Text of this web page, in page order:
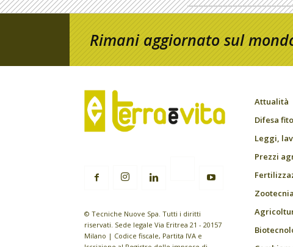
Rimani aggiornato sul
© Tecniche Nuove Spa. Tutti i diritti
riservati. Sede legale Via Eritrea 21 - 20157
Milano | Codice fiscale, Partita IVA e
Attualità
Difesa
Leggi,
Prezzi
Zootecnia